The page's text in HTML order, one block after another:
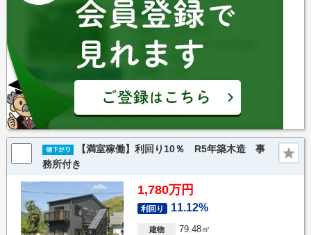
【満室稼働】利回り10％ R5年築木造 事
務所付き
1,780万円
利回り 11.12%
建物 79.48㎡